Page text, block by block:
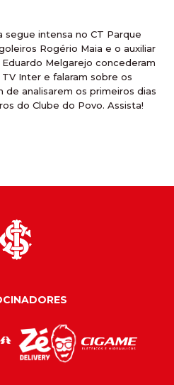
intensa no CT Parque
Rogério Maia e o auxiliar
Melgarejo concederam
Inter e falaram sobre os
de analisarem os primeiros dias
do Clube do Povo. Assista!